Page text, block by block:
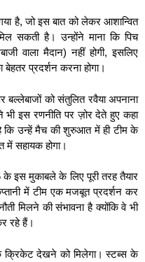
गया है, जो इस बात को लेकर आशान्वित
सकती है। उन्होंने माना कि पिच
वाला मैदान) नहीं होगी, इसलिए
प्रदर्शन करना होगा।
को संतुलित रवैया अपनाना
भी इस रणनीति पर ज़ोर देते हुए कहा
उन्हें मैच की शुरुआत में ही टीम के
में सहायक होगा।
के इस मुकाबले के लिए पूरी तरह तैयार
में टीम एक मजबूत प्रदर्शन कर
मिलने की संभावना है क्योंकि वे भी
रहे हैं।
क्रिकेट देखने को मिलेगा। स्टब्स के